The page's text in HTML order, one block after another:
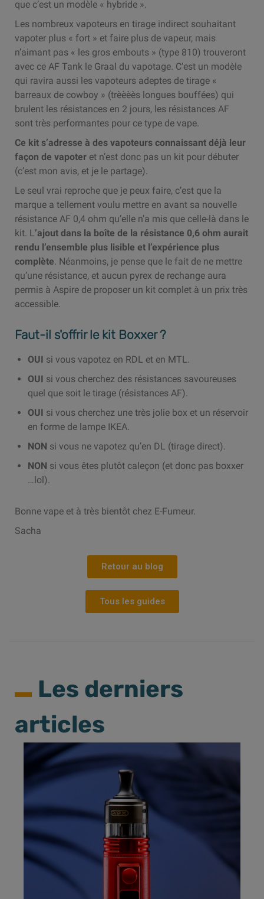
que c’est un modèle « hybride ».
Les nombreux vapoteurs en tirage indirect souhaitant
vapoter plus « fort » et faire plus de vapeur, mais
n’aimant pas « les gros embouts » (type 810) trouveront
avec ce AF Tank le Graal du vapotage. C’est un modèle
qui ravira aussi les vapoteurs adeptes de tirage «
barreaux de cowboy » (trèèèès longues bouffées) qui
brulent les résistances en 2 jours, les résistances AF
sont très performantes pour ce type de vape.
Ce kit s’adresse à des vapoteurs connaissant déjà leur
façon de vapoter et n’est donc pas un kit pour débuter
(c’est mon avis, et je le partage).
Le seul vrai reproche que je peux faire, c’est que la
marque a tellement voulu mettre en avant sa nouvelle
résistance AF 0,4 ohm qu’elle n’a mis que celle-là dans le
kit. L’ajout dans la boîte de la résistance 0,6 ohm aurait
rendu l’ensemble plus lisible et l’expérience plus
complète. Néanmoins, je pense que le fait de ne mettre
qu’une résistance, et aucun pyrex de rechange aura
permis à Aspire de proposer un kit complet à un prix très
accessible.
Faut-il s'offrir le kit Boxxer ?
OUI si vous vapotez en RDL et en MTL.
OUI si vous cherchez des résistances savoureuses
quel que soit le tirage (résistances AF).
OUI si vous cherchez une très jolie box et un réservoir
en forme de lampe IKEA.
NON si vous ne vapotez qu’en DL (tirage direct).
NON si vous êtes plutôt caleçon (et donc pas boxxer
…lol).
Bonne vape et à très bientôt chez E-Fumeur.
Sacha
Retour au blog
Tous les guides
Les derniers
articles